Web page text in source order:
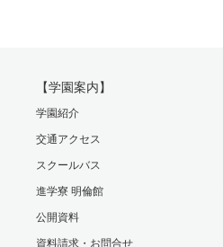
【学園案内】
学園紹介
交通アクセス
スクールバス
進学寮 明倫館
公開資料
資料請求・お問合せ